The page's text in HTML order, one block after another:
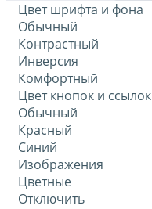
Цвет шрифта и фона
Обычный
Контрастный
Инверсия
Комфортный
Цвет кнопок и ссылок
Обычный
Красный
Синий
Изображения
Цветные
Отключить